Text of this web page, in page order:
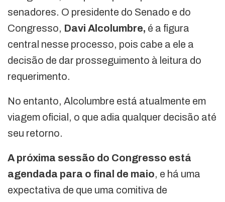
senadores. O presidente do Senado e do
Congresso, Davi Alcolumbre, é a figura
central nesse processo, pois cabe a ele a
decisão de dar prosseguimento à leitura do
requerimento.
No entanto, Alcolumbre está atualmente em
viagem oficial, o que adia qualquer decisão até
seu retorno.
A próxima sessão do Congresso está
agendada para o final de maio, e há uma
expectativa de que uma comitiva de